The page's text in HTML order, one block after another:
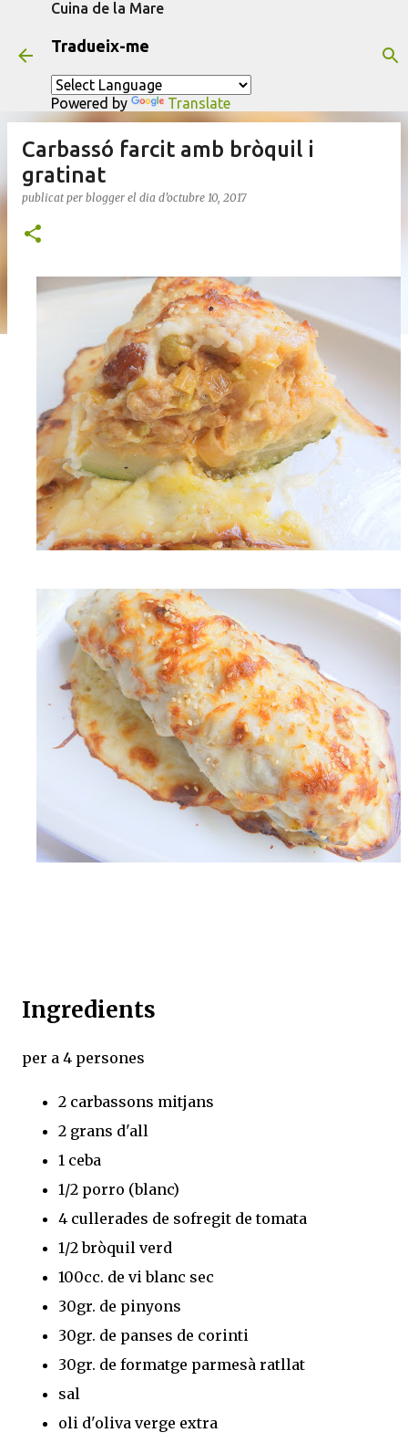
Cuina de la Mare
Tradueix-me
Powered by Translate
Carbassó farcit amb bròquil i
gratinat
publicat per blogger el dia d’octubre 10, 2017
Ingredients
per a 4 persones
2 carbassons mitjans
2 grans d'all
1 ceba
1/2 porro (blanc)
4 cullerades de sofregit de tomata
1/2 bròquil verd
100cc. de vi blanc sec
30gr. de pinyons
30gr. de panses de corinti
30gr. de formatge parmesà ratllat
sal
oli d'oliva verge extra